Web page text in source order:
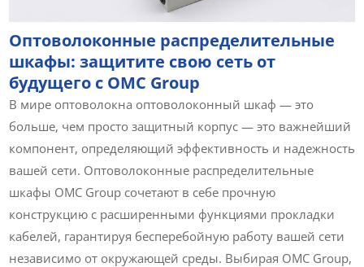
Оптоволоконные распределительные
шкафы: защитите свою сеть от
будущего с OMC Group
В мире оптоволокна оптоволоконный шкаф — это
больше, чем просто защитный корпус — это важнейший
компонент, определяющий эффективность и надежность
вашей сети. Оптоволоконные распределительные
шкафы OMC Group сочетают в себе прочную
конструкцию с расширенными функциями прокладки
кабелей, гарантируя бесперебойную работу вашей сети
независимо от окружающей среды. Выбирая OMC Group,